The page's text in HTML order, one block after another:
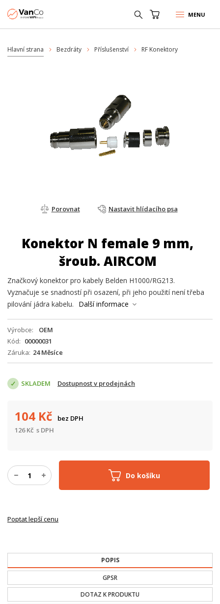
MENU
Hlavní strana Bezdráty Příslušenství RF Konektory
Porovnat Nastavit hlídacího psa
Konektor N female 9 mm,
šroub. AIRCOM
Značkový konektor pro kabely Belden H1000/RG213.
Vyznačuje se snadností při osazení, při jeho použití není třeba
pilování jádra kabelu.
Další informace
Výrobce
OEM
Kód
00000031
Záruka 24 Měsíce
SKLADEM Dostupnost v prodejnách
Do košíku
104 Kč
bez DPH
126Kč s DPH
Poptat lepší cenu
POPIS
GPSR
DOTAZ K PRODUKTU